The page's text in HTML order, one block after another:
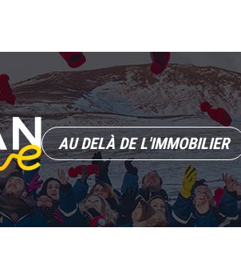
AU DELÀ DE L'IMMOBILIER